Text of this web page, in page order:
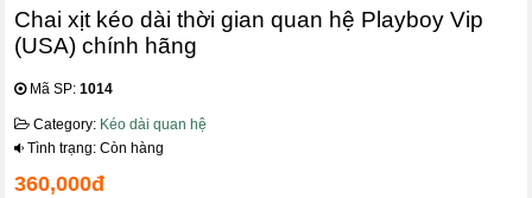
Chai xịt kéo dài thời gian quan hệ Playboy Vip
(USA) chính hãng
Mã SP:1014
Category: Kéo dài quan hệ
Tình trạng: Còn hàng
360,000đ